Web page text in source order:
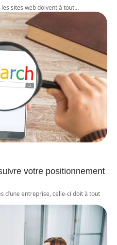
sites web doivent à tout…
votre positionnement
d’une entreprise, celle-ci doit à tout